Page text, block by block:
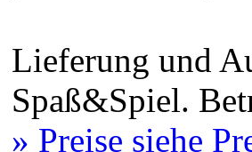
Lieferung und
Spaß&Spiel.
» Preise siehe